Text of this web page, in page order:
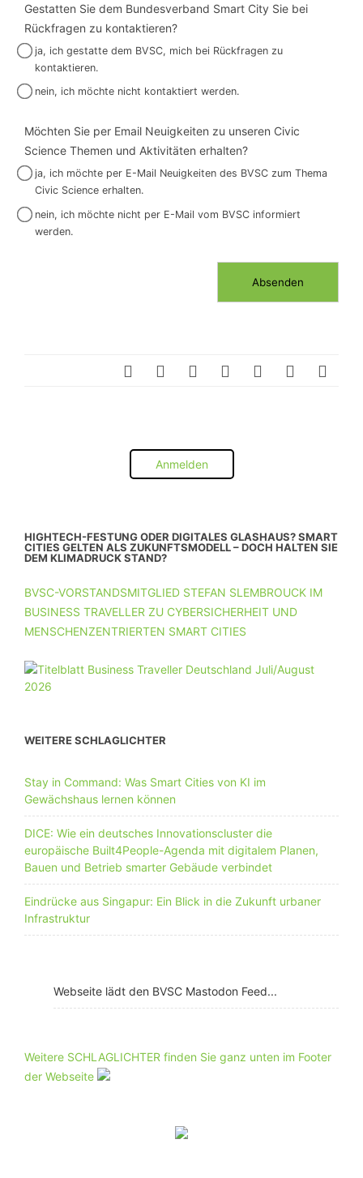
Gestatten Sie dem Bundesverband Smart City Sie bei
Rückfragen zu kontaktieren?
ja, ich gestatte dem BVSC, mich bei Rückfragen zu
kontaktieren.
nein, ich möchte nicht kontaktiert werden.
Möchten Sie per Email Neuigkeiten zu unseren Civic
Science Themen und Aktivitäten erhalten?
ja, ich möchte per E-Mail Neuigkeiten des BVSC zum Thema
Civic Science erhalten.
nein, ich möchte nicht per E-Mail vom BVSC informiert
werden.
Anmelden
HIGHTECH-FESTUNG ODER DIGITALES GLASHAUS? SMART
CITIES GELTEN ALS ZUKUNFTSMODELL – DOCH HALTEN SIE
DEM KLIMADRUCK STAND?
BVSC-VORSTANDSMITGLIED STEFAN SLEMBROUCK IM
BUSINESS TRAVELLER ZU CYBERSICHERHEIT UND
MENSCHENZENTRIERTEN SMART CITIES
WEITERE SCHLAGLICHTER
Stay in Command: Was Smart Cities von KI im
Gewächshaus lernen können
DICE: Wie ein deutsches Innovationscluster die
europäische Built4People-Agenda mit digitalem Planen,
Bauen und Betrieb smarter Gebäude verbindet
Eindrücke aus Singapur: Ein Blick in die Zukunft urbaner
Infrastruktur
Webseite lädt den BVSC Mastodon Feed...
Weitere SCHLAGLICHTER finden Sie ganz unten im Footer
der Webseite